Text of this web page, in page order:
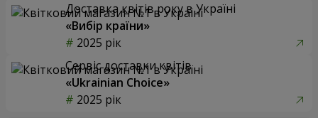
Доставка квітів року в Україні
«Вибір країни»
2025 рік
Сервіс доставки квітів
«Ukrainian Choice»
2025 рік